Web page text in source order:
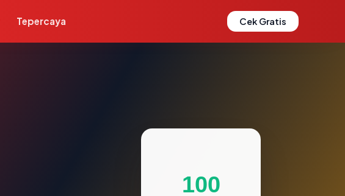
Tepercaya Cek Gratis
100